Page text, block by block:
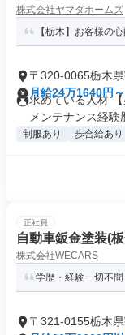
株式会社ヤマダホームズ
【栃木】お客様の
〒320-0065栃木
月給24万1640円
求めている人材
メンテナンス経験
制服あり 歩合給あり
正社員
自動車鈑金塗装(
株式会社WECARS
学歴・経験一切不
〒321-0155栃木